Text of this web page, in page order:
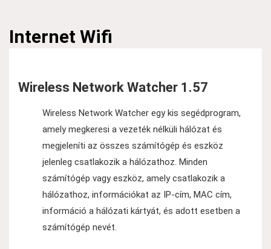
Internet Wifi
Wireless Network Watcher 1.57
Wireless Network Watcher egy kis segédprogram,
amely megkeresi a vezeték nélküli hálózat és
megjeleníti az összes számítógép és eszköz
jelenleg csatlakozik a hálózathoz. Minden
számítógép vagy eszköz, amely csatlakozik a
hálózathoz, információkat az IP-cím, MAC cím,
információ a hálózati kártyát, és adott esetben a
számítógép nevét.